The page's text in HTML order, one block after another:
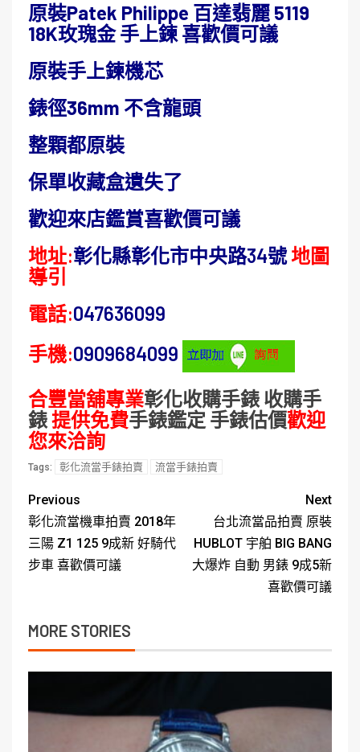
原裝Patek Philippe 百達翡麗 5119
18K玫瑰金 手上鍊 喜歡價可議
原裝手上鍊機芯
錶徑36mm 不含龍頭
整顆都原裝
保單收藏盒遺失了
歡迎來店鑑賞喜歡價可議
地址:彰化縣彰化市中央路34號地圖
導引
電話:047636099
手機:0909684099
合豐當舖專業彰化收購手錶 收購手
錶提供免費手錶鑑定 手錶估價歡迎
您來洽詢
Tags: 彰化流當手錶拍賣 流當手錶拍賣
Previous
彰化流當機車拍賣 2018年
三陽 Z1 125 9成新 好騎代
步車 喜歡價可議
Next
台北流當品拍賣 原裝
HUBLOT 宇舶 BIG BANG
大爆炸 自動 男錶 9成5新
喜歡價可議
MORE STORIES